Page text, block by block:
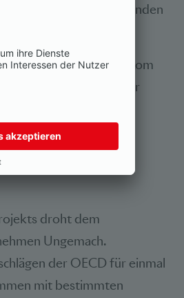
Diese entscheidenden
werden.
Oktober 2021 in Rom
nicht nur auf Grund der
die grossen
vertreten.
droht dem
Ungemach.
der OECD für einmal
mit bestimmten